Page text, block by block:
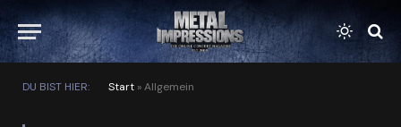
DU BIST HIER: Start »Allgemein